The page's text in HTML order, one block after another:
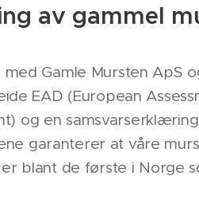
av gammel
Gamle Mursten ApS
EAD (European
og en
garanterer at våre
blant de første i Norge